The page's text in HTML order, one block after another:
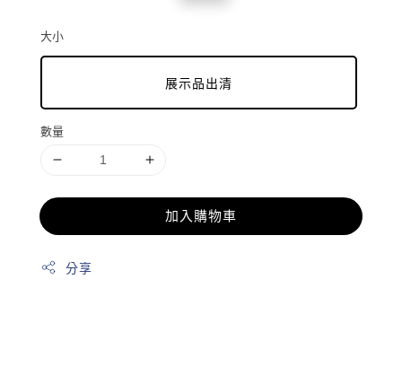
大小
展示品出清
數量
加入購物車
分享